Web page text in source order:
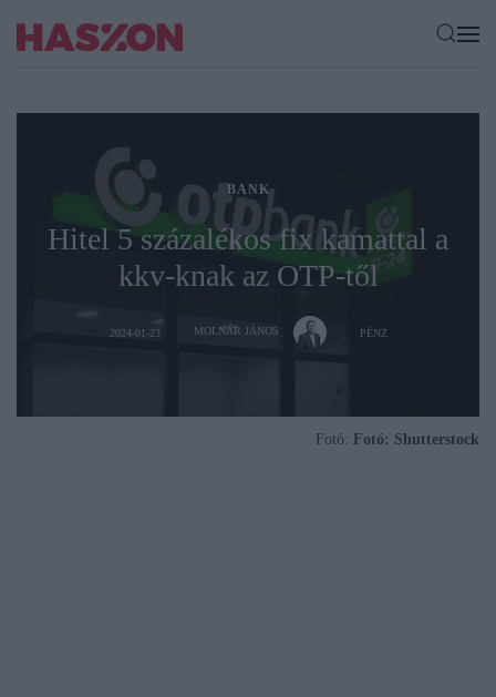
BANK
Hitel 5 százalékos fix kamattal a
kkv-knak az OTP-től
2024-01-23 MOLNÁR JÁNOS PÉNZ
Fotó: Fotó: Shutterstock